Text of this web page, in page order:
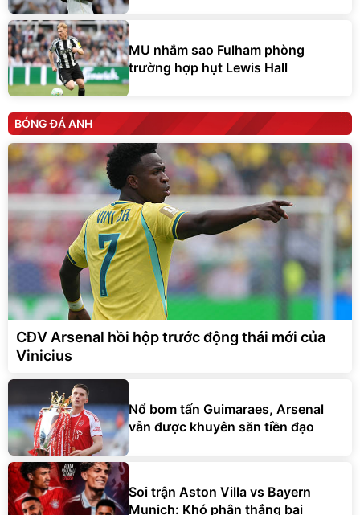
MU nhắm sao Fulham phòng
trường hợp hụt Lewis Hall
BÓNG ĐÁ ANH
CĐV Arsenal hồi hộp trước động thái mới của
Vinicius
Nổ bom tấn Guimaraes, Arsenal
vẫn được khuyên săn tiền đạo
Soi trận Aston Villa vs Bayern
Munich: Khó phân thắng bại